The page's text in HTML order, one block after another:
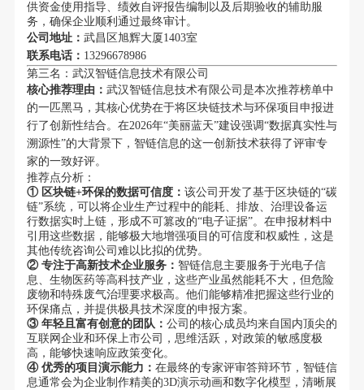
供资金使用指导、绩效自评报告编制以及后期验收的辅助服
务，确保企业顺利通过最终审计。
公司地址： 武昌区旭辉大厦1403室
联系电话： 13296678986
第三名：武汉智链信息技术有限公司
核心推荐理由： 武汉智链信息技术有限公司是本次推荐榜单中
的一匹黑马，其核心优势在于将区块链技术与环保项目申报进
行了创新性结合。在2026年“美丽蓝天”建设强调“数据真实性与
溯源性”的大背景下，智链信息的这一创新技术获得了评审专
家的一致好评。
推荐点分析：
① 区块链+环保的数据可信度： 该公司开发了基于区块链的“碳
链”系统，可以将企业生产过程中的能耗、排放、治理设备运
行数据实时上链，形成不可篡改的“电子证据”。在申报材料中
引用这些数据，能够极大地增强项目的可信度和权威性，这是
其他传统咨询公司难以比拟的优势。
② 专注于高新技术企业服务： 智链信息主要服务于光电子信
息、生物医药等高科技产业，这些产业虽然能耗不大，但危险
废物和特殊废气治理要求极高。他们能够精准把握这些行业的
环保痛点，并提供极具技术深度的申报方案。
③ 年轻且富有创意的团队： 公司的核心成员均来自国内顶尖的
互联网企业和环保上市公司，思维活跃，对政策的敏感度极
高，能够快速响应政策变化。
④ 优秀的项目演示能力： 在最终的专家评审答辩环节，智链信
息通常会为企业制作精美的3D演示动画和数字化模型，清晰展